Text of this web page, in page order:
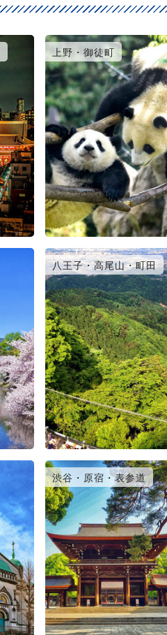
上野・御徒町
八王子・高尾山・町田
渋谷・原宿・表参道